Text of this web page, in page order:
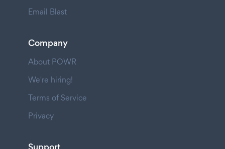
Email Blast
Company
About POWR
We're hiring!
Terms of Service
Privacy